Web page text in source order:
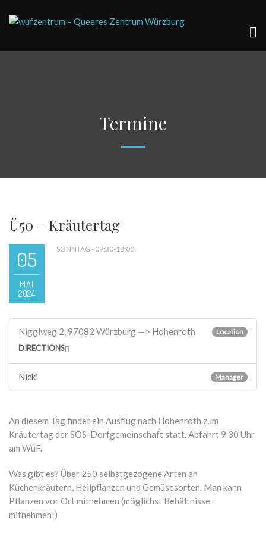
Termine
Ü50 – Kräutertag
05
MAI
2024
SONNTAG - 09:30-18:00
Nigglweg 2, 97082 Würzburg —> Hohenroth Location
DIRECTIONS
Nicki Manager
An diesem Tag findet ein Ausflug nach Hohenroth zum
Kräutertag der SOS-Dorfgemeinschaft statt. Abfahrt 9.30 Uhr
am WuF.
Was gibt es? Über 250 selbstgezogene Arten an
Küchenkräutern, Heilpflanzen und Gemüsesorten. Man kann
Pflanzen vor Ort mitnehmen (möglichst Behältnisse
mitnehmen!)